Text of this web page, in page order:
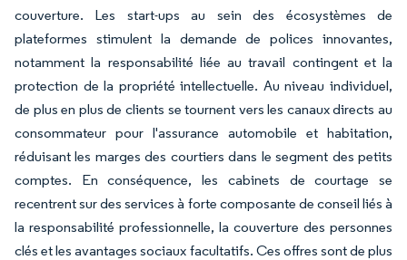
couverture. Les start-ups au sein des écosystèmes de
plateformes stimulent la demande de polices innovantes,
notamment la responsabilité liée au travail contingent et la
protection de la propriété intellectuelle. Au niveau individuel,
de plus en plus de clients se tournent vers les canaux directs au
consommateur pour l'assurance automobile et habitation,
réduisant les marges des courtiers dans le segment des petits
comptes. En conséquence, les cabinets de courtage se
recentrent sur des services à forte composante de conseil liés à
la responsabilité professionnelle, la couverture des personnes
clés et les avantages sociaux facultatifs. Ces offres sont de plus